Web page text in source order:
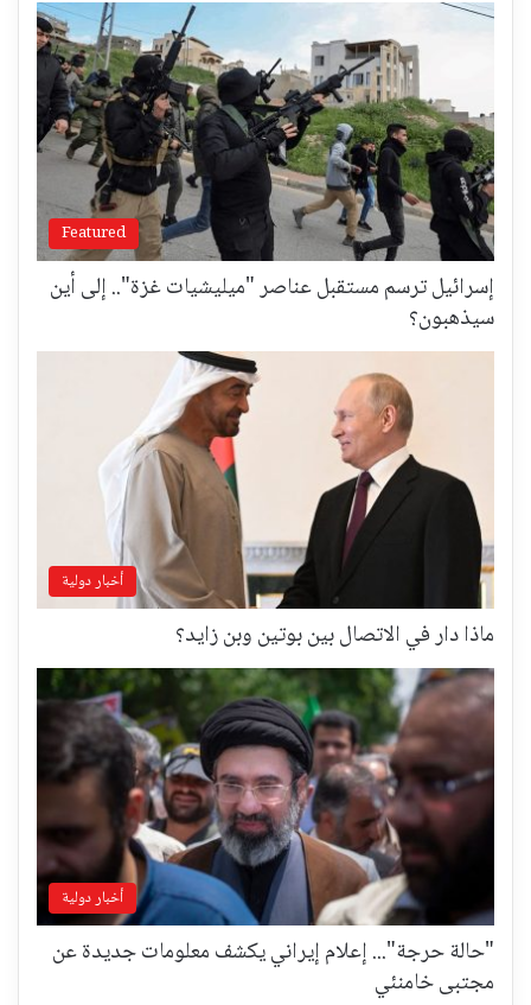
Featured
إسرائيل ترسم مستقبل عناصر "ميليشيات غزة".. إلى أين
سيذهبون؟
أخبار دولية
ماذا دار في الاتصال بين بوتين وبن زايد؟
أخبار دولية
"حالة حرجة"... إعلام إيراني يكشف معلومات جديدة عن
مجتبى خامنئي